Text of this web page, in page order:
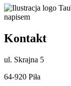
Kontakt
ul. Skrajna 5
64-920 Piła